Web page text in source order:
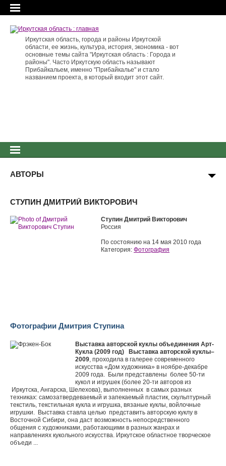
Иркутская область, города и районы Иркутской
области, ее жизнь, культура, история, экономика - вот
основные темы сайта "Иркутская область : Города и
районы". Часто Иркутскую область называют
Прибайкальем, именно "Прибайкалье" и стало
названием проекта, в который входит этот сайт.
АВТОРЫ
СТУПИН ДМИТРИЙ ВИКТОРОВИЧ
Ступин Дмитрий Викторович
Россия
По состоянию на 14 мая 2010 года
Категория: Фотография
Фотографии Дмитрия Ступина
Выставка авторской куклы объединения Арт-
Кукла (2009 год)
Выставка авторской куклы–
2009, проходила в галерее современного
искусства «Дом художника» в ноябре-декабре
2009 года. Были представлены более 50-ти
кукол и игрушек (более 20-ти авторов из
Иркутска, Ангарска, Шелехова), выполненных в самых разных
техниках: самозатвердеваемый и запекаемый пластик, скульптурный
текстиль, текстильная кукла и игрушка, вязаные куклы, войлочные
игрушки. Выставка ставла целью представить авторскую куклу в
Восточной Сибири, она даст возможность непосредственного
общения с художниками, работающими в разных жанрах и
направлениях кукольного искусства. Иркутское областное творческое
объеди ...